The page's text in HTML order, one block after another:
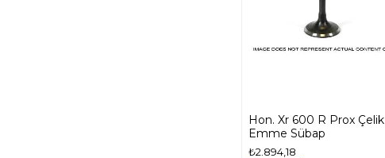
Hon. Xr 600 R Prox Çelik
Emme Sübap
₺2.894,18